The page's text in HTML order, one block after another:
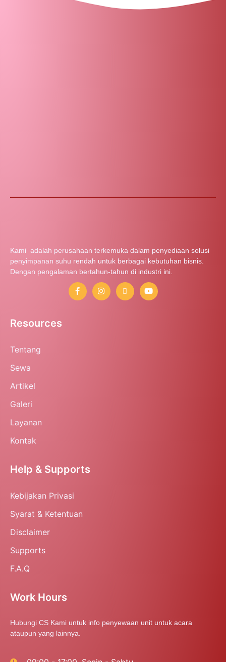
Kami adalah perusahaan terkemuka dalam penyediaan solusi
penyimpanan suhu rendah untuk berbagai kebutuhan bisnis.
Dengan pengalaman bertahun-tahun di industri ini.
Resources
Tentang
Sewa
Artikel
Galeri
Layanan
Kontak
Help & Supports
Kebijakan Privasi
Syarat & Ketentuan
Disclaimer
Supports
F.A.Q
Work Hours
Hubungi CS Kami untuk info penyewaan unit untuk acara
ataupun yang lainnya.